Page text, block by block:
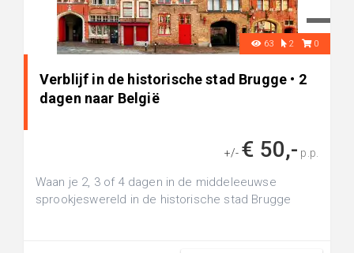
63 2 0
Verblijf in de historische stad Brugge • 2
dagen naar België
+/- € 50,- p.p.
Waan je 2, 3 of 4 dagen in de middeleeuwse
sprookjeswereld in de historische stad Brugge